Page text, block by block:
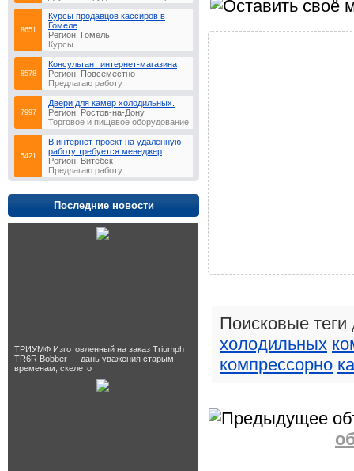
8651
Курсы продавцов кассиров в
Гомеле
Регион: Гомель
Курсы
8578
Консультaнт интeрнeт-мaгaзинa
Регион: Повсеместно
Предлагаю работу
7997
Двери для камер холодильных.
Регион: Ростов-на-Дону
Торговое и пищевое оборудование
5421
В интернет-проект на удаленную
работу требуется менеджер
Регион: Витебск
Предлагаю работу
Последние новости
ТРИУМФ Изготовленный на заказ Triumph
TR6R Bobber — дань уважения старым
временам, скелето
Поисковые
холодильных
компрессорно